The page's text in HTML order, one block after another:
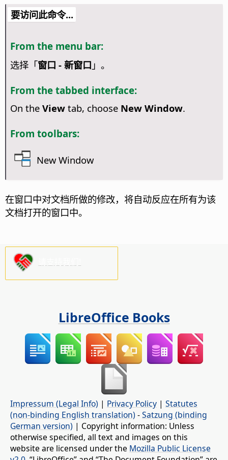
要访问此命令...
From the menu bar:
选择「窗口 - 新窗口 」。
From the tabbed interface:
On the Viewtab, choose New Window.
From toolbars:
New Window
在窗口中对文档所做的修改，将自动反应在所有为该
文档打开的窗口中。
LibreOffice Books
Impressum (Legal Info) | Privacy Policy | Statutes
(non-binding English translation) -Satzung (binding
German version) | Copyright information: Unless
otherwise specified, all text and images on this
website are licensed under the Mozilla Public License